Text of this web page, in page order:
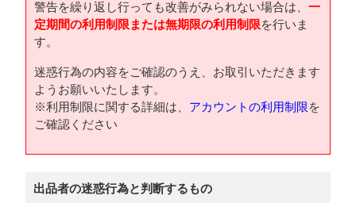
警告を繰り返し行っても改善がみられない場合は、 一
定期間の利用制限または無期限の利用制限を行いま
す。
迷惑行為の内容をご確認のうえ、お取引いただきます
ようお願いいたします。
※利用制限に関する詳細は、 アカウントの利用制限を
ご確認ください
出品者の迷惑行為と判断するもの